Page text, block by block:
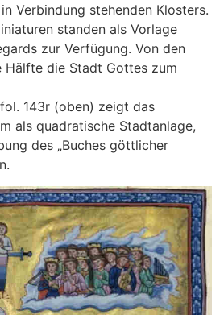
Verbindung stehenden Klosters.
standen als Vorlage
zur Verfügung. Von den
Hälfte die Stadt Gottes zum
143r (oben) zeigt das
als quadratische Stadtanlage,
des „Buches göttlicher